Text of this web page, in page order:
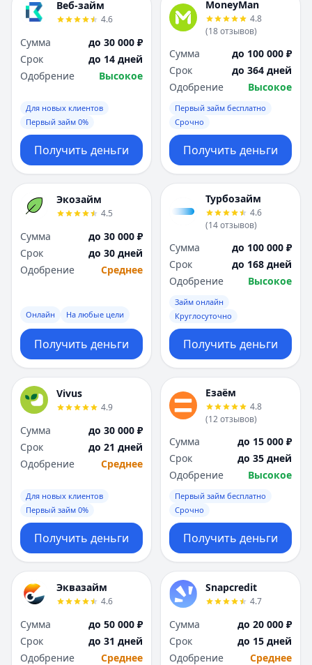
Веб-займ
4.6
Сумма
до 30 000 ₽
Срок
до 14 дней
Одобрение
Высокое
Для новых клиентов
Первый займ 0%
Получить деньги
MoneyMan
4.8
(18отзывов)
Сумма
до 100 000 ₽
Срок
до 364 дней
Одобрение
Высокое
Первый займ бесплатно
Срочно
Получить деньги
Экозайм
4.5
Сумма
до 30 000 ₽
Срок
до 30 дней
Одобрение
Среднее
Онлайн На любые цели
Получить деньги
Турбозайм
4.6
(14отзывов)
Сумма
до 100 000 ₽
Срок
до 168 дней
Одобрение
Высокое
Займ онлайн
Круглосуточно
Получить деньги
Vivus
4.9
Сумма
до 30 000 ₽
Срок
до 21 дней
Одобрение
Среднее
Для новых клиентов
Первый займ 0%
Получить деньги
Езаём
4.8
(12отзывов)
Сумма
до 15 000 ₽
Срок
до 35 дней
Одобрение
Высокое
Первый займ бесплатно
Срочно
Получить деньги
Эквазайм
4.6
Сумма
до 50 000 ₽
Срок
до 31 дней
Одобрение
Среднее
Snapcredit
4.7
Сумма
до 20 000 ₽
Срок
до 15 дней
Одобрение
Среднее